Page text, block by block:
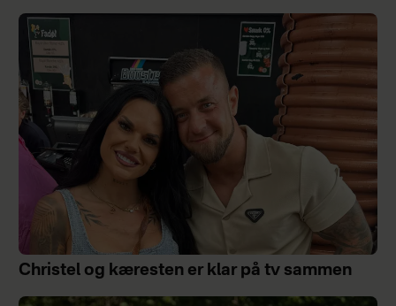
Christel og kæresten er klar på tv sammen